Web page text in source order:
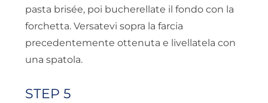
pasta brisée, poi bucherellate il fondo con la
forchetta. Versatevi sopra la farcia
precedentemente ottenuta e livellatela con
una spatola.
STEP 5